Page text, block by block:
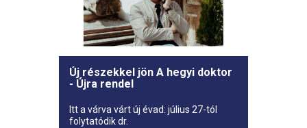
Új részekkel jön A hegyi doktor
- Újra rendel
Itt a várva várt új évad: július 27-tól
folytatódik dr.